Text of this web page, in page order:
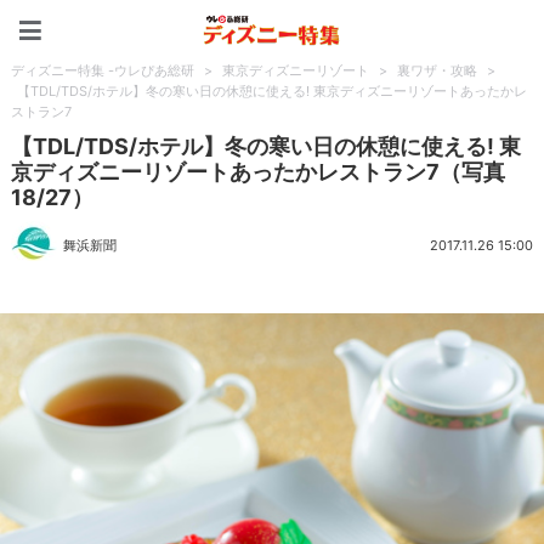
ディズニー特集 -ウレぴあ総研 > 東京ディズニーリゾート > 裏ワザ・攻略
>
【TDL/TDS/ホテル】冬の寒い日の休憩に使える! 東京ディズニーリゾートあったかレ
ストラン7
【TDL/TDS/ホテル】冬の寒い日の休憩に使える! 東
京ディズニーリゾートあったかレストラン7（写真
18/27）
舞浜新聞 2017.11.26 15:00